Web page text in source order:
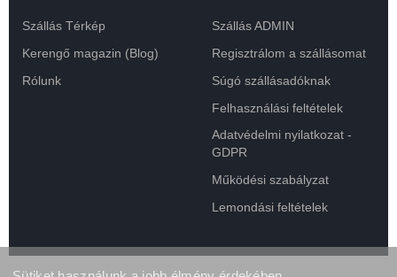
Szállás Térkép
Kerengő magazin (Blog)
Rólunk
Szállás ADMIN
Regisztrálom a szállásomat
Súgó szállásadóknak
Felhasználási feltételek
Adatvédelmi nyilatkozat -
GDPR
Működési szabályzat
Lemondási feltételek